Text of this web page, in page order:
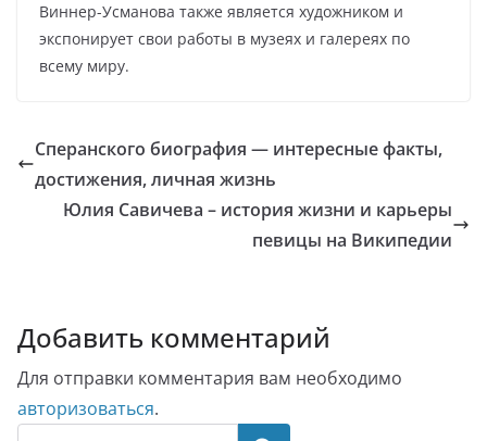
Виннер-Усманова также является художником и
экспонирует свои работы в музеях и галереях по
всему миру.
Сперанского биография — интересные факты,
достижения, личная жизнь
Юлия Савичева – история жизни и карьеры
певицы на Википедии
Добавить комментарий
Для отправки комментария вам необходимо
авторизоваться.